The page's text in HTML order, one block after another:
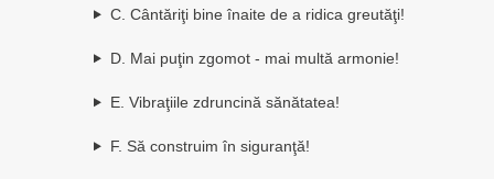
C. Cântăriţi bine înaite de a ridica greutăţi!
D. Mai puţin zgomot - mai multă armonie!
E. Vibraţiile zdruncină sănătatea!
F. Să construim în siguranţă!